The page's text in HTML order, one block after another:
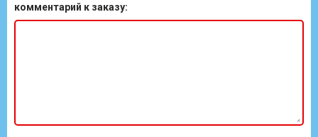
комментарий к заказу: